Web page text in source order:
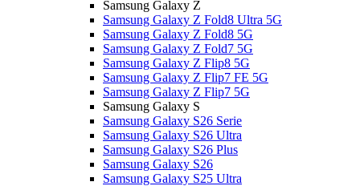
Samsung Galaxy Z
Samsung Galaxy Z Fold8 Ultra 5G
Samsung Galaxy Z Fold8 5G
Samsung Galaxy Z Fold7 5G
Samsung Galaxy Z Flip8 5G
Samsung Galaxy Z Flip7 FE 5G
Samsung Galaxy Z Flip7 5G
Samsung Galaxy S
Samsung Galaxy S26 Serie
Samsung Galaxy S26 Ultra
Samsung Galaxy S26 Plus
Samsung Galaxy S26
Samsung Galaxy S25 Ultra